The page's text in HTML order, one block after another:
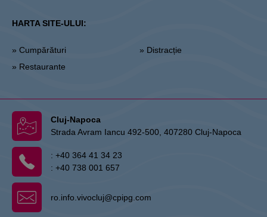
HARTA SITE-ULUI:
» Cumpărături
» Restaurante
» Distracție
Cluj-Napoca
Strada Avram Iancu 492-500, 407280 Cluj-Napoca
: +40 364 41 34 23
: +40 738 001 657
ro.info.vivocluj@cpipg.com